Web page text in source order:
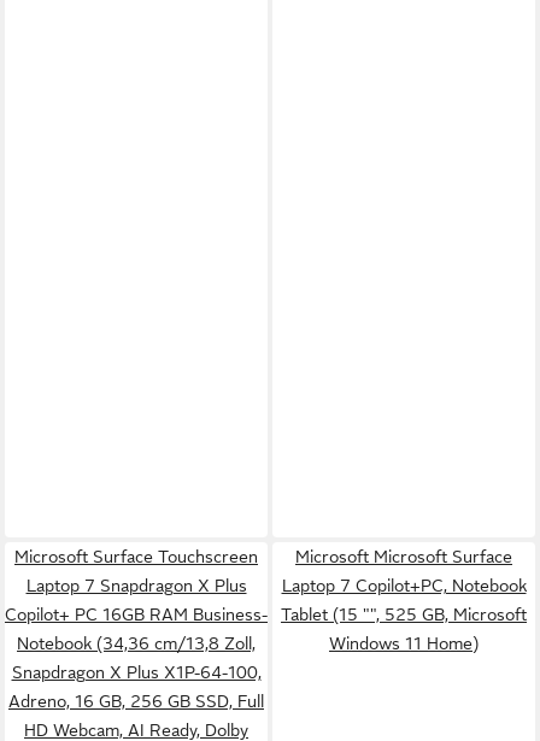
Microsoft Surface Touchscreen
Laptop 7 Snapdragon X Plus
Copilot+ PC 16GB RAM Business-
Notebook (34,36 cm/13,8 Zoll,
Snapdragon X Plus X1P-64-100,
Adreno, 16 GB, 256 GB SSD, Full
HD Webcam, AI Ready, Dolby
Microsoft Microsoft Surface
Laptop 7 Copilot+PC, Notebook
Tablet (15 "", 525 GB, Microsoft
Windows 11 Home)